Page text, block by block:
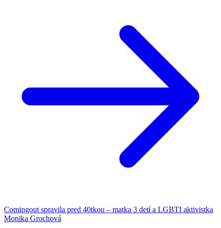
Comingout spravila pred 40tkou – matka 3 detí a LGBTI aktivistka
Monika Grochová